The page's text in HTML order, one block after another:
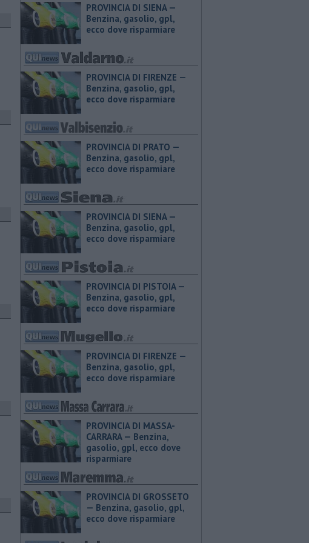
PROVINCIA DI SIENA — ​
Benzina, gasolio, gpl,
ecco dove risparmiare
PROVINCIA DI FIRENZE — ​
Benzina, gasolio, gpl,
ecco dove risparmiare
PROVINCIA DI PRATO — ​
Benzina, gasolio, gpl,
ecco dove risparmiare
PROVINCIA DI SIENA — ​
Benzina, gasolio, gpl,
ecco dove risparmiare
PROVINCIA DI PISTOIA — ​
Benzina, gasolio, gpl,
ecco dove risparmiare
PROVINCIA DI FIRENZE — ​
Benzina, gasolio, gpl,
ecco dove risparmiare
PROVINCIA DI MASSA-
CARRARA — ​Benzina,
gasolio, gpl, ecco dove
risparmiare
PROVINCIA DI GROSSETO
— ​Benzina, gasolio, gpl,
ecco dove risparmiare